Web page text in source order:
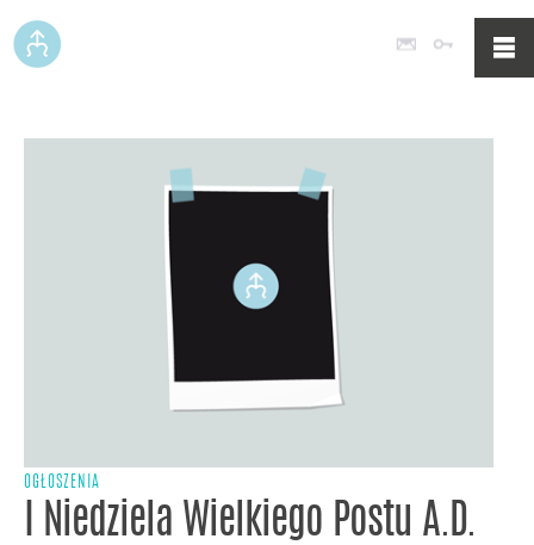
Poczta
OGŁOSZENIA
I Niedziela Wielkiego Postu A.D.